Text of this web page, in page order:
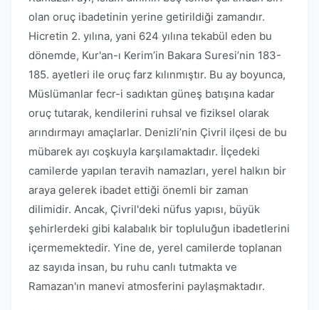
olan oruç ibadetinin yerine getirildiği zamandır.
Hicretin 2. yılına, yani 624 yılına tekabül eden bu
dönemde, Kur'an-ı Kerim’in Bakara Suresi’nin 183-
185. ayetleri ile oruç farz kılınmıştır. Bu ay boyunca,
Müslümanlar fecr-i sadıktan güneş batışına kadar
oruç tutarak, kendilerini ruhsal ve fiziksel olarak
arındırmayı amaçlarlar. Denizli’nin Çivril ilçesi de bu
mübarek ayı coşkuyla karşılamaktadır. İlçedeki
camilerde yapılan teravih namazları, yerel halkın bir
araya gelerek ibadet ettiği önemli bir zaman
dilimidir. Ancak, Çivril'deki nüfus yapısı, büyük
şehirlerdeki gibi kalabalık bir topluluğun ibadetlerini
içermemektedir. Yine de, yerel camilerde toplanan
az sayıda insan, bu ruhu canlı tutmakta ve
Ramazan'ın manevi atmosferini paylaşmaktadır.